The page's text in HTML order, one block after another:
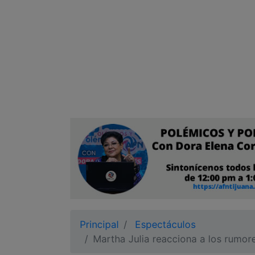
Principal
Espectáculos
Martha Julia reacciona a los